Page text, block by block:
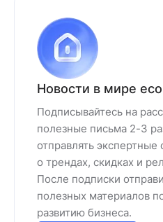
Новости в мире
Подписывайтесь на
полезные письма 2-3
отправлять экспертные
о трендах, скидках и
После подписки
полезных материалов
развитию бизнеса.